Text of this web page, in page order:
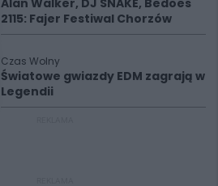
Alan Walker, DJ SNAKE, Bedoes
2115: Fajer Festiwal Chorzów
Czas Wolny
Światowe gwiazdy EDM zagrają w
Legendii